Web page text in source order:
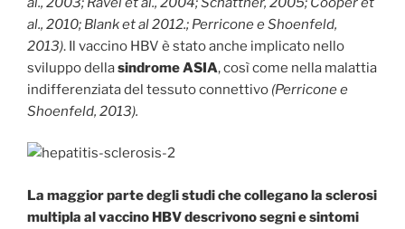
al., 2010; Blank et al 2012.; Perricone e Shoenfeld,
2013). Il vaccino HBV è stato anche implicato nello
sviluppo dellasindrome ASIA, così come nella malattia
indifferenziata del tessuto connettivo (Perricone e
Shoenfeld, 2013).
La maggior parte degli studi che collegano la sclerosi
multipla al vaccino HBV descrivono segni e sintomi